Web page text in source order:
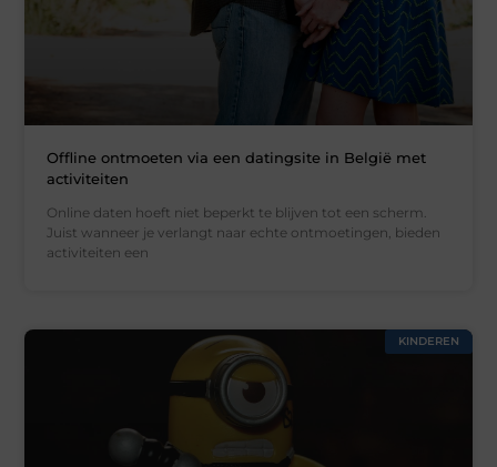
Offline ontmoeten via een datingsite in België met
activiteiten
Online daten hoeft niet beperkt te blijven tot een scherm.
Juist wanneer je verlangt naar echte ontmoetingen, bieden
activiteiten een
KINDEREN